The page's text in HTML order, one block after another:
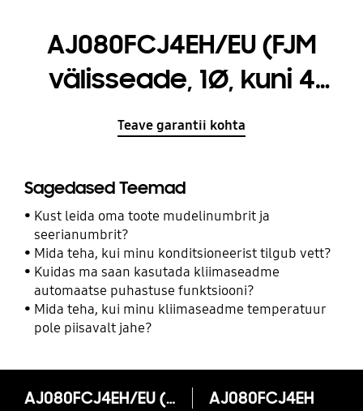
AJ080FCJ4EH/EU (FJM
välisseade, 1Ø, kuni 4
IDU, 8,0 kW)
Teave garantii kohta
Sagedased Teemad
Kust leida oma toote mudelinumbrit ja
seerianumbrit?
Mida teha, kui minu konditsioneerist tilgub vett?
Kuidas ma saan kasutada kliimaseadme
automaatse puhastuse funktsiooni?
Mida teha, kui minu kliimaseadme temperatuur
pole piisavalt jahe?
AJ080FCJ4EH/EU (FJM välisseade, 1Ø, kuni 4 IDU, 8,0 kW) AJ080FCJ4EH